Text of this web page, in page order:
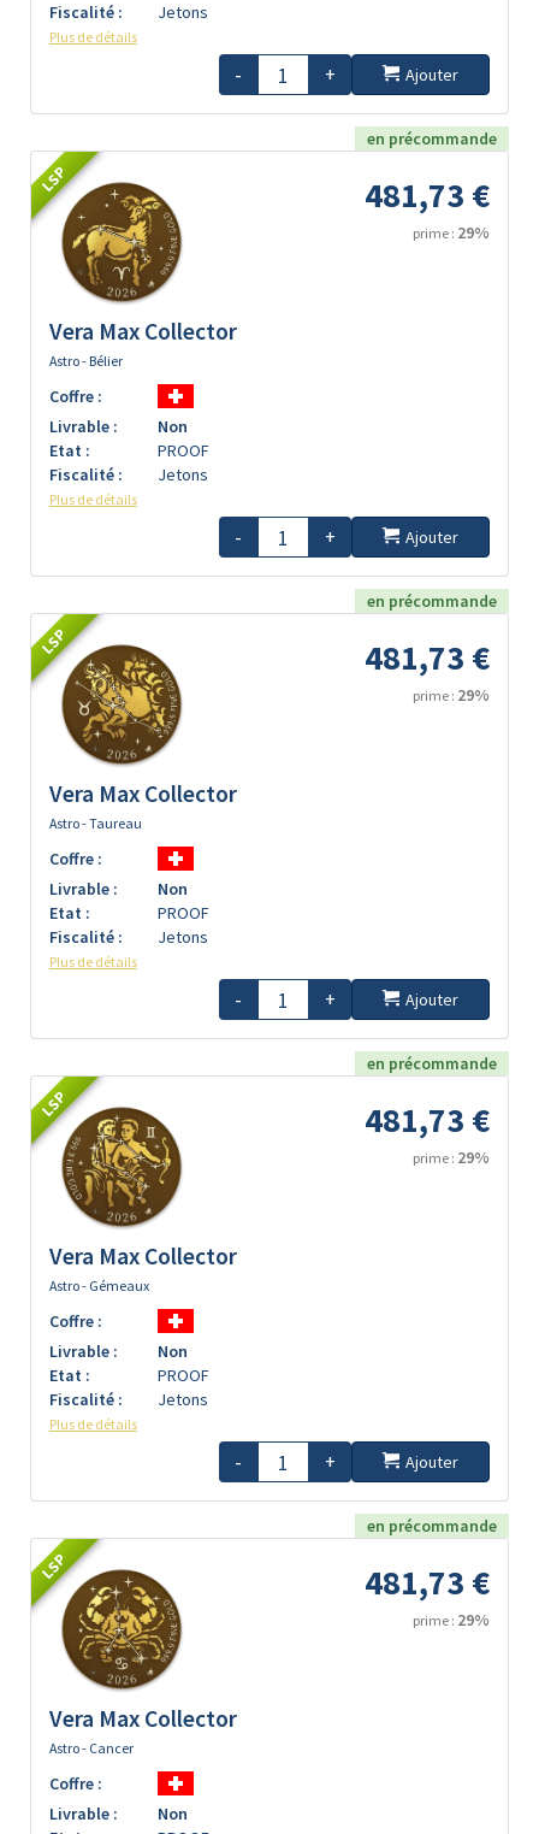
Fiscalité :
Jetons
Plus de détails
- + Ajouter
en précommande
LSP 481,73 €
prime : 29%
Vera Max Collector
Astro - Bélier
Coffre :
Livrable :
Non
Etat :
PROOF
Fiscalité :
Jetons
Plus de détails
- + Ajouter
en précommande
LSP 481,73 €
prime : 29%
Vera Max Collector
Astro - Taureau
Coffre :
Livrable :
Non
Etat :
PROOF
Fiscalité :
Jetons
Plus de détails
- + Ajouter
en précommande
LSP 481,73 €
prime : 29%
Vera Max Collector
Astro - Gémeaux
Coffre :
Livrable :
Non
Etat :
PROOF
Fiscalité :
Jetons
Plus de détails
- + Ajouter
en précommande
LSP 481,73 €
prime : 29%
Vera Max Collector
Astro - Cancer
Coffre :
Livrable :
Non